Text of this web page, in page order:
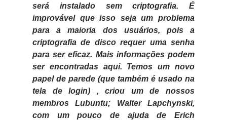
será instalado sem criptografia. É
improvável que isso seja um problema
para a maioria dos usuários, pois a
criptografia de disco requer uma senha
para ser eficaz. Mais informações podem
ser encontradas aqui. Temos um novo
papel de parede (que também é usado na
tela de login)
, criou um de nossos
membros Lubuntu; Walter Lapchynski,
com um pouco de ajuda de Erich